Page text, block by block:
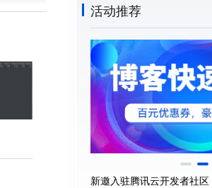
活动推荐
有奖体验 | 成为 Agent